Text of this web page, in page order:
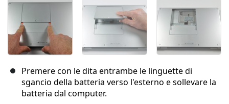
Premere con le dita entrambe le linguette di
sgancio della batteria verso l'esterno e sollevare la
batteria dal computer.